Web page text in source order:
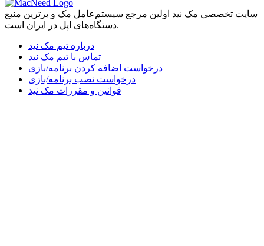
سایت تخصصی مک نید اولین مرجع سیستم‌عامل مک و برترین منبع
دستگاه‌های اپل در ایران است.
درباره تیم مک نید
تماس با تیم مک نید
درخواست اضافه کردن برنامه/بازی
درخواست نصب برنامه/بازی
قوانین و مقررات مک نید